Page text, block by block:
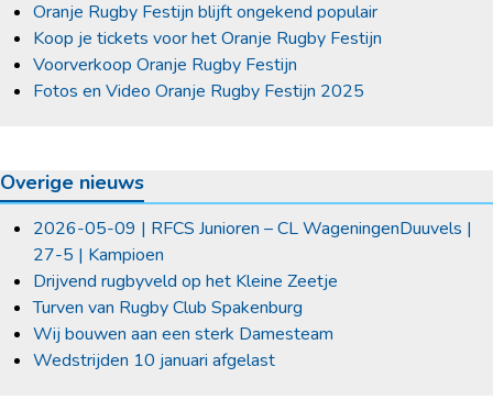
Oranje Rugby Festijn blijft ongekend populair
Koop je tickets voor het Oranje Rugby Festijn
Voorverkoop Oranje Rugby Festijn
Fotos en Video Oranje Rugby Festijn 2025
Overige nieuws
2026-05-09 | RFCS Junioren – CL WageningenDuuvels |
27-5 | Kampioen
Drijvend rugbyveld op het Kleine Zeetje
Turven van Rugby Club Spakenburg
Wij bouwen aan een sterk Damesteam
Wedstrijden 10 januari afgelast